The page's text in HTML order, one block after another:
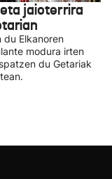
jaioterrira
du Elkanoren
modura irten
du Getariak